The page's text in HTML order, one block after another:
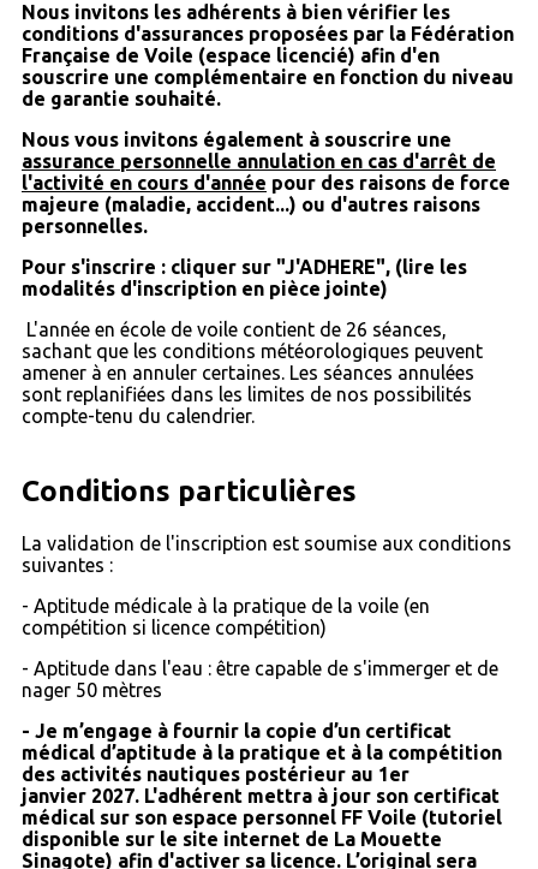
Nous invitons les adhérents à bien vérifier les
conditions d'assurances proposées par la Fédération
Française de Voile (espace licencié) afin d'en
souscrire une complémentaire en fonction du niveau
de garantie souhaité.
Nous vous invitons également à souscrire une
assurance personnelle annulation en cas d'arrêt de
l'activité en cours d'année pour des raisons de force
majeure (maladie, accident...) ou d'autres raisons
personnelles.
Pour s'inscrire : cliquer sur "J'ADHERE", (lire les
modalités d'inscription en pièce jointe)
L'année en école de voile contient de 26 séances,
sachant que les conditions météorologiques peuvent
amener à en annuler certaines. Les séances annulées
sont replanifiées dans les limites de nos possibilités
compte-tenu du calendrier.
Conditions particulières
La validation de l'inscription est soumise aux conditions
suivantes :
- Aptitude médicale à la pratique de la voile (en
compétition si licence compétition)
- Aptitude dans l'eau : être capable de s'immerger et de
nager 50 mètres
- Je m’engage à fournir la copie d’un certificat
médical d’aptitude à la pratique et à la compétition
des activités nautiques postérieur au 1er
janvier 2027. L'adhérent mettra à jour son certificat
médical sur son espace personnel FF Voile (tutoriel
disponible sur le site internet de La Mouette
Sinagote) afin d'activer sa licence. L’original sera